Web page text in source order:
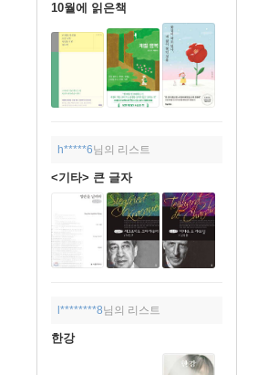
10월에 읽은책
h*****6님의 리스트
<기타> 큰 글자
l********8님의 리스트
한강